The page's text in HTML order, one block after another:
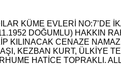
KÜME EVLERİ NO:7’DE
DOĞUMLU) HAKKIN
KILINACAK CENAZE
KEZBAN KURT, ÜLKİYE
HATİCE TOPRAKLI.